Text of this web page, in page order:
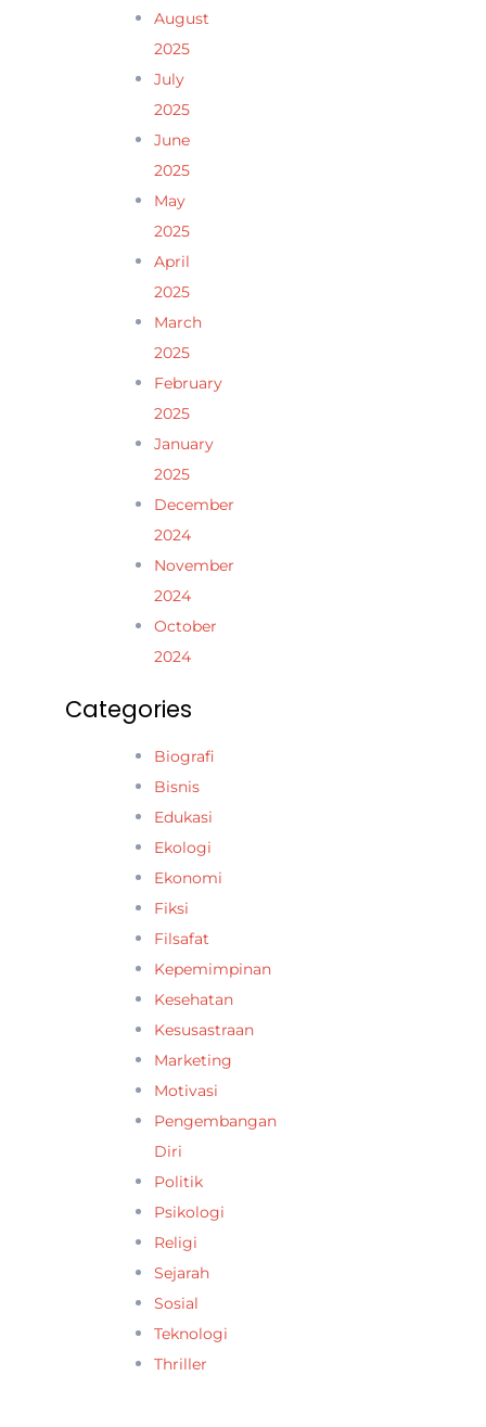
August
2025
July
2025
June
2025
May
2025
April
2025
March
2025
February
2025
January
2025
December
2024
November
2024
October
2024
Categories
Biografi
Bisnis
Edukasi
Ekologi
Ekonomi
Fiksi
Filsafat
Kepemimpinan
Kesehatan
Kesusastraan
Marketing
Motivasi
Pengembangan
Diri
Politik
Psikologi
Religi
Sejarah
Sosial
Teknologi
Thriller